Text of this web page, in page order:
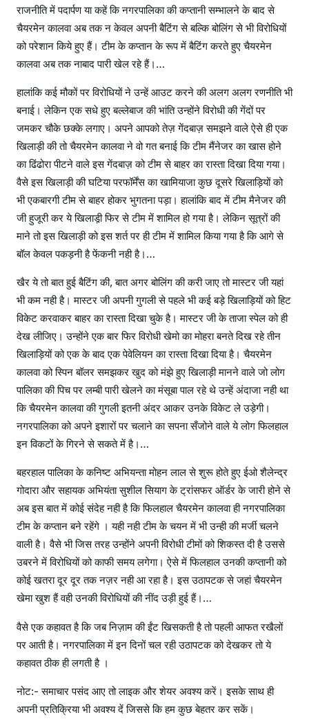
राजनीति में पदार्पण या कहें कि नगरपालिका की कप्तानी सम्भालने के बाद से
चैयरमेन कालवा अब तक न केवल अपनी बैटिंग से बल्कि बोलिंग से भी विरोधियों
को परेशान किये हुए हैं। टीम के कप्तान के रूप में बैटिंग करते हुए चैयरमेन
कालवा अब तक नाबाद पारी खेल रहे हैं।…
हालांकि कई मौकों पर विरोधियों ने उन्हें आउट करने की अलग अलग रणनीति भी
बनाई। लेकिन एक सधे हुए बल्लेबाज की भांति उन्होंने विरोधी की गेंदों पर
जमकर चौके छक्के लगाए। अपने आपको तेज़ गेंदबाज़ समझने वाले ऐसे ही एक
खिलाड़ी की तो चैयरमेन कालवा ने वो गत बनाई कि टीम मैंनेजर का खास होने
का ढिंढोरा पीटने वाले इस गेंदबाज़ को टीम से बाहर का रास्ता दिखा दिया गया।
वैसे इस खिलाड़ी की घटिया परफॉर्मेंस का खामियाजा कुछ दूसरे खिलाड़ियों को
भी एकबारगी टीम से बाहर होकर भुगतना पड़ा। हालांकि बाद में टीम मैनेजर की
जी हुजूरी कर ये खिलाड़ी़ फिर से टीम में शामिल हो गया है। लेकिन सूत्रों की
माने तो इस खिलाड़ी को इस शर्त पर ही टीम में शामिल किया गया है कि आगे से
बॉल केवल पकड़नी है फेंकनी नही है।…
खैर ये तो बात हुई बैटिंग की, बात अगर बोलिंग की करी जाए तो मास्टर जी यहां
भी कम नही है। मास्टर जी अपनी गुगली से पहले भी कई बड़े खिलाड़ियों को हिट
विकेट करवाकर बाहर का रास्ता दिखा चुके है। मास्टर जी के ताजा स्पेल को ही
देख लीजिए। उन्होंने एक बार फिर विरोधी खेमो का मोहरा बनते दिख रहे तीन
खिलाड़ियों को एक के बाद एक पेवेलियन का रास्ता दिखा दिया है। चैयरमेन
कालवा को स्पिन बॉलर समझकर खुद को मंझे हुए खिलाड़ी मानने वाले जो लोग
पालिका की पिच पर लम्बी पारी खेलने का मंसूबा पाल रहे थे उन्हें अंदाजा नही था
कि चैयरमेन कालवा की गुगली इतनी अंदर आकर उनके विकेट ले उड़ेगी।
नगरपालिका को अपने इशारों पर चलाने का सपना सँजोने वाले ये लोग फिलहाल
इन विकटों के गिरने से सकते में है।…
बहरहाल पालिका के कनिष्ट अभियन्ता मोहन लाल से शुरू होते हुए ईओ शैलेन्द्र
गोदारा और सहायक अभियंता सुशील सियाग के ट्रांसफर ऑर्डर के जारी होने से
अब इस बात में कोई संदेह नही है कि फिलहाल चैयरमेन कालवा ही नगरपालिका
टीम के कप्तान बने रहेंगे । यही नही टीम के चयन में भी उन्ही की मर्जी चलने
वाली है। वैसे भी जिस तरह उन्होंने अपनी विरोधी टीमों को शिकस्त दी है उससे
उबरने में विरोधियों को काफी समय लगेगा। ऐसे में फिलहाल उनकी कप्तानी को
कोई खतरा दूर दूर तक नज़र नही आ रहा है। इस उठापटक से जहां चैयरमेन
खेमा खुश हैं वही उनकी विरोधियों की नींद उड़ी हुई हैं।…
वैसे एक कहावत है कि जब निज़ाम की ईंट खिसकती है तो पहली आफत रखैलों
पर आती है। नगरपालिका में इन दिनों चल रही उठापटक को देखकर तो ये
कहावत ठीक ही लगती है ।
नोट:- समाचार पसंद आए तो लाइक और शेयर अवश्य करें। इसके साथ ही
अपनी प्रतिक्रिया भी अवश्य दें जिससे कि हम कुछ बेहतर कर सकें।